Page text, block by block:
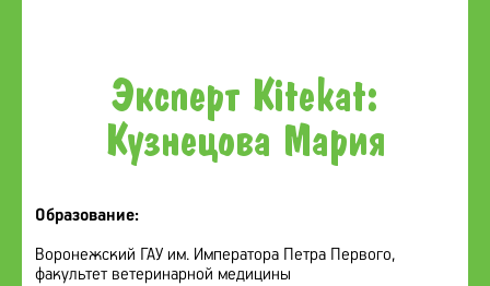
Эксперт Kitekat:
Кузнецова Мария
Образование:
Воронежский ГАУ им. Императора Петра Первого,
факультет ветеринарной медицины